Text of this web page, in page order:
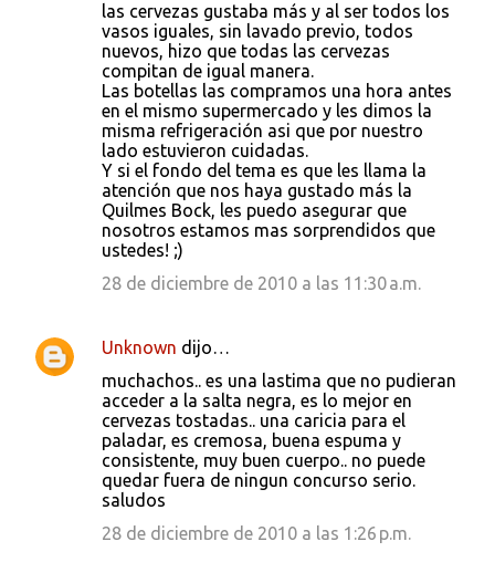
las cervezas gustaba más y al ser todos los
vasos iguales, sin lavado previo, todos
nuevos, hizo que todas las cervezas
compitan de igual manera.
Las botellas las compramos una hora antes
en el mismo supermercado y les dimos la
misma refrigeración asi que por nuestro
lado estuvieron cuidadas.
Y si el fondo del tema es que les llama la
atención que nos haya gustado más la
Quilmes Bock, les puedo asegurar que
nosotros estamos mas sorprendidos que
ustedes! ;)
28 de diciembre de 2010 a las 11:30 a.m.
Unknown dijo…
muchachos.. es una lastima que no pudieran
acceder a la salta negra, es lo mejor en
cervezas tostadas.. una caricia para el
paladar, es cremosa, buena espuma y
consistente, muy buen cuerpo.. no puede
quedar fuera de ningun concurso serio.
saludos
28 de diciembre de 2010 a las 1:26 p.m.